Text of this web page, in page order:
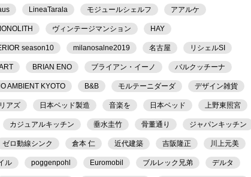
LineaTarala モジュールシェルフ アアルケ
ヴィンテージマンション HAY
season10 milanosalne2019 名古屋 リシェルSI
BRIAN ENO ブライアン・イーノ バルクッチーナ
AMBIENT KYOTO B&B モルテーニダーダ デザイン雑貨
アズ 日本ベッド製造 音楽を 日本ベッド 上野東照宮
カジュアルキッチン 垂水圭竹 骨董通り ジャパンキッチン
ゼロ動線シンク 倉本 仁 近代建築 吉阪隆正 川上元美
ル poggenpohl Euromobil ブルレック兄弟 デルタ